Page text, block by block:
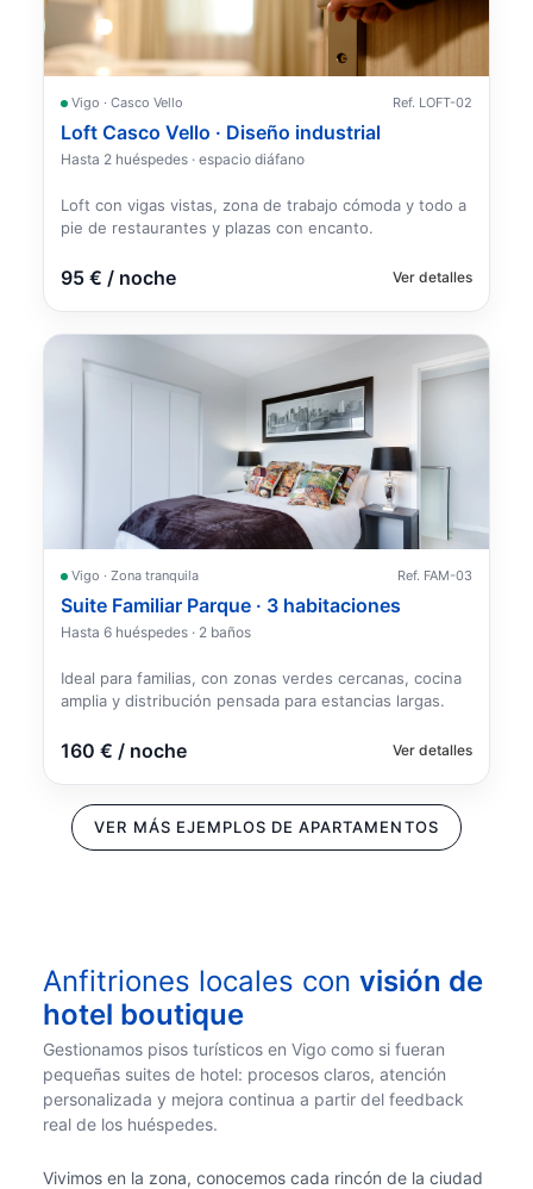
Vigo · Casco Vello Ref. LOFT-02
Loft Casco Vello · Diseño industrial
Hasta 2 huéspedes · espacio diáfano
Loft con vigas vistas, zona de trabajo cómoda y todo a
pie de restaurantes y plazas con encanto.
95 € / noche Ver detalles
Vigo · Zona tranquila Ref. FAM-03
Suite Familiar Parque · 3 habitaciones
Hasta 6 huéspedes · 2 baños
Ideal para familias, con zonas verdes cercanas, cocina
amplia y distribución pensada para estancias largas.
160 € / noche Ver detalles
VER MÁS EJEMPLOS DE APARTAMENTOS
Anfitriones locales con visión de
hotel boutique
Gestionamos pisos turísticos en Vigo como si fueran
pequeñas suites de hotel: procesos claros, atención
personalizada y mejora continua a partir del feedback
real de los huéspedes.
Vivimos en la zona, conocemos cada rincón de la ciudad